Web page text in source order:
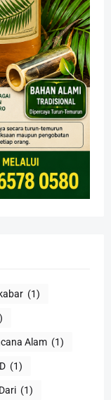
(1)
Alam (1)
(1)
Dari (1)